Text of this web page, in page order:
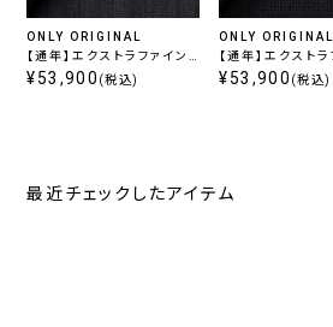
ONLY ORIGINAL
【通年】エクストラファイン
ウール ブルーストライプ
¥53,900 (税込)
ONLY ORIGINAL
【通年】エクストラ
ウール ネイビー無
¥53,900 (税込)
最近チェックしたアイテム